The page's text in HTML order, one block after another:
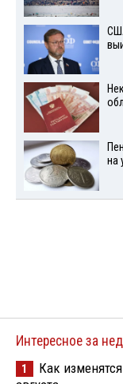
на
Интересное за
1
Как